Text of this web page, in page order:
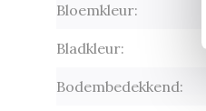
Bloemkleur:
Bladkleur:
Bodembedekkend: